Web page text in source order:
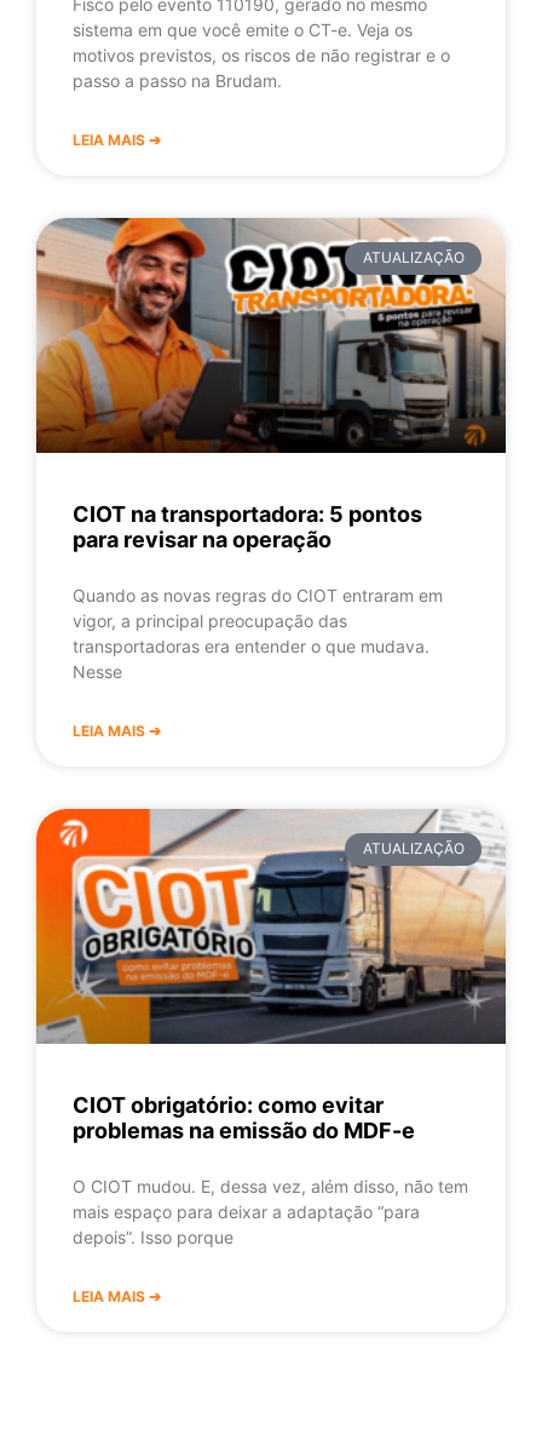
Fisco pelo evento 110190, gerado no mesmo
sistema em que você emite o CT-e. Veja os
motivos previstos, os riscos de não registrar e o
passo a passo na Brudam.
LEIA MAIS ➔
ATUALIZAÇÃO
CIOT na transportadora: 5 pontos
para revisar na operação
Quando as novas regras do CIOT entraram em
vigor, a principal preocupação das
transportadoras era entender o que mudava.
Nesse
LEIA MAIS ➔
ATUALIZAÇÃO
CIOT obrigatório: como evitar
problemas na emissão do MDF-e
O CIOT mudou. E, dessa vez, além disso, não tem
mais espaço para deixar a adaptação “para
depois”. Isso porque
LEIA MAIS ➔